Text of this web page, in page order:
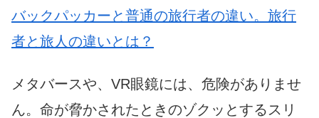
バックパッカーと普通の旅行者の違い。旅行
者と旅人の違いとは？
メタバースや、VR眼鏡には、危険がありませ
ん。命が脅かされたときのゾクッとするスリ